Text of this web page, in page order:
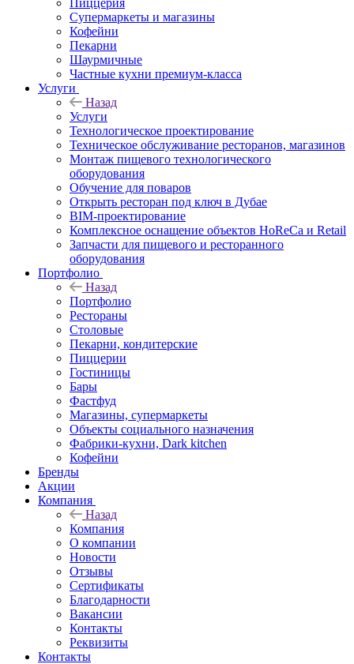
Пиццерия
Супермаркеты и магазины
Кофейни
Пекарни
Шаурмичные
Частные кухни премиум-класса
Услуги
Назад
Услуги
Технологическое проектирование
Техническое обслуживание ресторанов, магазинов
Монтаж пищевого технологического
оборудования
Обучение для поваров
Открыть ресторан под ключ в Дубае
BIM-проектирование
Комплексное оснащение объектов HoReCa и Retail
Запчасти для пищевого и ресторанного
оборудования
Портфолио
Назад
Портфолио
Рестораны
Столовые
Пекарни, кондитерские
Пиццерии
Гостиницы
Бары
Фастфуд
Магазины, супермаркеты
Объекты социального назначения
Фабрики-кухни, Dark kitchen
Кофейни
Бренды
Акции
Компания
Назад
Компания
О компании
Новости
Отзывы
Сертификаты
Благодарности
Вакансии
Контакты
Реквизиты
Контакты